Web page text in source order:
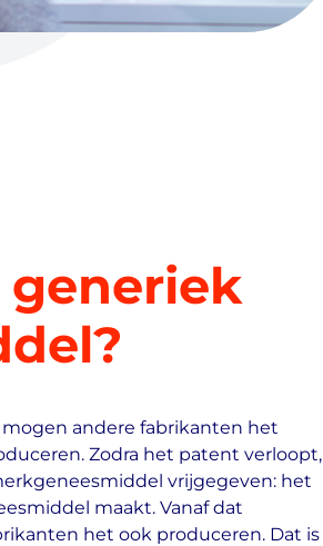
generiek
andere fabrikanten het
Zodra het patent verloopt,
vrijgegeven: het
maakt. Vanaf dat
het ook produceren. Dat is